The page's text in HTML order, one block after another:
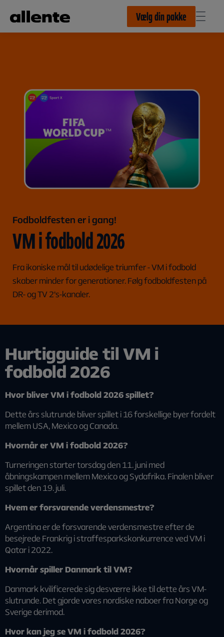
Vælg din pakke
Fodboldfesten er i gang!
VM i fodbold 2026
Fra ikoniske mål til udødelige triumfer - VM i fodbold
skaber minder for generationer. Følg fodboldfesten på
DR- og TV 2's-kanaler.
Hurtigguide til VM i
fodbold 2026
Hvor bliver VM i fodbold 2026 spillet?
Dette års slutrunde bliver spillet i 16 forskellige byer fordelt
mellem USA, Mexico og Canada.
Hvornår er VM i fodbold 2026?
Turneringen starter torsdag den 11. juni med
åbningskampen mellem Mexico og Sydafrika. Finalen bliver
spillet den 19. juli.
Hvem er forsvarende verdensmestre?
Argentina er de forsvarende verdensmestre efter de
besejrede Frankrig i straffesparkskonkurrence ved VM i
Qatar i 2022.
Hvornår spiller Danmark til VM?
Danmark kvilificerede sig desværre ikke til dette års VM-
slutrunde. Det gjorde vores nordiske naboer fra Norge og
Sverige derimod.
Hvor kan jeg se VM i fodbold 2026?